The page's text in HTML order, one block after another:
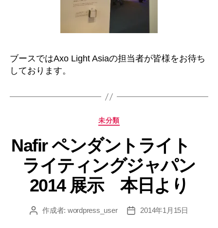
ブースではAxo Light Asiaの担当者が皆様をお待ち
しております。
カ
ゴ
リ
ー
未分類
Nafir ペンダントライト
ライティングジャパン
2014 展示 本日より
投 作成者: wordpress_user
投
2014年1月15日